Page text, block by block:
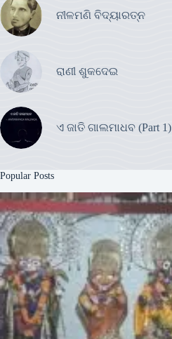
ନୀଳମଣି ବିଦ୍ୟାରତ୍ନ
ରାଣୀ ଶୁକଦେଇ
ଏ ଜାତି ଗାଲମାଧବ (Part 1)
Popular Posts